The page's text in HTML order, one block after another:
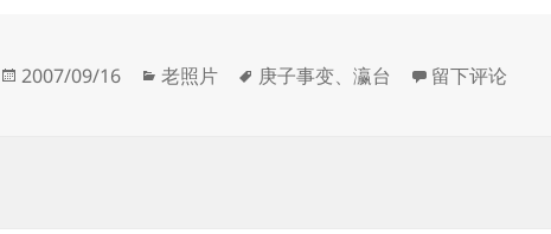
发
2007/09/16
分
老照片
标
庚子事变、瀛台 于瀛台头老照片
留下评论